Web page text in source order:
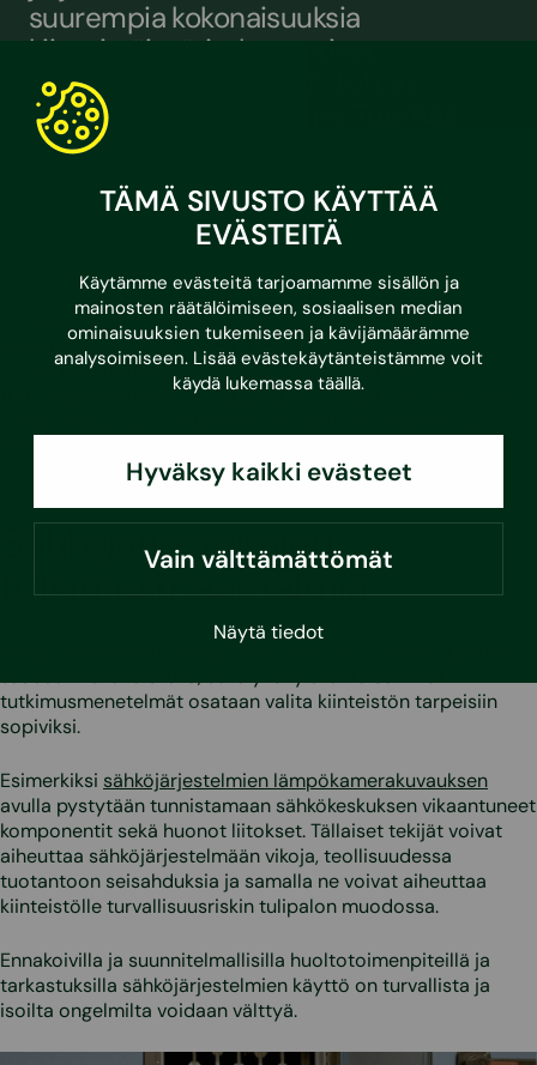
TÄMÄ SIVUSTO KÄYTTÄÄ
EVÄSTEITÄ
Käytämme evästeitä tarjoamamme sisällön ja
mainosten räätälöimiseen, sosiaalisen median
ominaisuuksien tukemiseen ja kävijämäärämme
analysoimiseen. Lisää evästekäytänteistämme voit
käydä lukemassa täällä.
Hyväksy kaikki evästeet
Vain välttämättömät
Näytä tiedot
suurempia kokonaisuuksia
kiinteistöissä, jotka vaativat
tarkempaa tarkastelua”, toteaa
johtava asiantuntijamme
Virtanen
Tarjouspyyntöätehdessä kannattaa miettiä mihin
ongelmaan tai haasteeseen hakee vastausta. Näin
asiantuntijamme osaavat suositella oikeanlaisia
tutkimusmenetelmiä ja tarkastuksia. Myös kiinteistön koko,
Sähköjärjestelmien
tutkimusmenetelmiä
Sähköjärjestelmän kuntoarvion avulla järjestelmän kunnosta
tutkimusmenetelmät osataan valita kiinteistön tarpeisiin
sopiviksi.
Esimerkiksi sähköjärjestelmien lämpökamerakuvauksen
avulla pystytään tunnistamaan sähkökeskuksen vikaantuneet
komponentit sekä huonot liitokset. Tällaiset tekijät voivat
aiheuttaa sähköjärjestelmään vikoja, teollisuudessa
tuotantoon seisahduksia ja samalla ne voivat aiheuttaa
kiinteistölle turvallisuusriskin tulipalon muodossa.
Ennakoivilla ja suunnitelmallisilla huoltotoimenpiteillä ja
tarkastuksilla sähköjärjestelmien käyttö on turvallista ja
isoilta ongelmilta voidaan välttyä.